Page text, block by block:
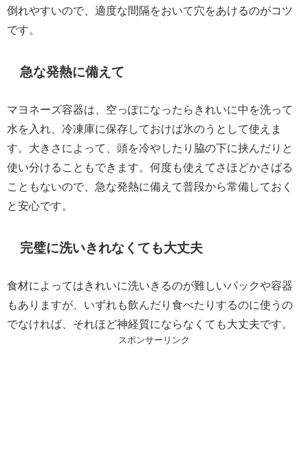
倒れやすいので、適度な間隔をおいて穴をあけるのがコツ
です。
急な発熱に備えて
マヨネーズ容器は、空っぽになったらきれいに中を洗って
水を入れ、冷凍庫に保存しておけば氷のうとして使えま
す。大きさによって、頭を冷やしたり脇の下に挟んだりと
使い分けることもできます。何度も使えてさほどかさばる
こともないので、急な発熱に備えて普段から常備しておく
と安心です。
完璧に洗いきれなくても大丈夫
食材によってはきれいに洗いきるのが難しいパックや容器
もありますが、いずれも飲んだり食べたりするのに使うの
でなければ、それほど神経質にならなくても大丈夫です。
スポンサーリンク